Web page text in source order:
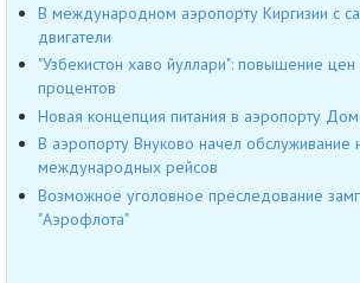
В международном аэропорту Киргизии с
двигатели
"Узбекистон хаво йуллари": повышение
процентов
Новая концепция питания в аэропорту
В аэропорту Внуково начел обслуживание
международных рейсов
Возможное уголовное преследование
"Аэрофлота"